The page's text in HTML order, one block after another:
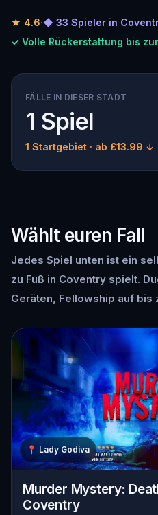
★ 4.6·◆ 33 Spieler in
✓ Volle Rückerstattung bis
FÄLLE IN DIESER STADT
1 Spiel
1 Startgebiet · ab £13.99 ↓
Wählt euren Fall
Jedes Spiel unten ist ein
zu Fuß in Coventry spielt.
Geräten, Fellowship auf bis
📍 Lady Godiva
Murder Mystery:
Coventry